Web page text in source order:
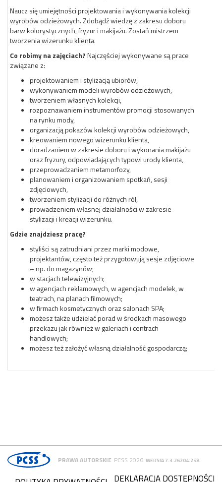
Naucz się umiejętności projektowania i wykonywania kolekcji
wyrobów odzieżowych. Zdobądź wiedzę z zakresu doboru
barw kolorystycznych, fryzur i makijażu. Zostań mistrzem
tworzenia wizerunku klienta.
Co robimy na zajęciach?Najczęściej wykonywane są prace
związane z:
projektowaniem i stylizacją ubiorów,
wykonywaniem modeli wyrobów odzieżowych,
tworzeniem własnych kolekcji,
rozpoznawaniem instrumentów promocji stosowanych
na rynku mody,
organizacją pokazów kolekcji wyrobów odzieżowych,
kreowaniem nowego wizerunku klienta,
doradzaniem w zakresie doboru i wykonania makijażu
oraz fryzury, odpowiadających typowi urody klienta,
przeprowadzaniem metamorfozy,
planowaniem i organizowaniem spotkań, sesji
zdjęciowych,
tworzeniem stylizacji do różnych ról,
prowadzeniem własnej działalności w zakresie
stylizacji i kreacji wizerunku.
Gdzie znajdziesz pracę?
styliści są zatrudniani przez marki modowe,
projektantów, często też przygotowują sesje zdjęciowe
– np. do magazynów;
w stacjach telewizyjnych;
w agencjach reklamowych, w agencjach modelek, w
teatrach, na planach filmowych;
w firmach kosmetycznych oraz salonach SPA;
możesz także udzielać porad w środkach masowego
przekazu jak również w galeriach i centrach
handlowych;
możesz też założyć własną działalność gospodarczą;
PRAWA AUTORSKIE PCSS 2026 WERSJA 7.3.26204.258
DEKLARACJA DOSTĘPNOŚCI